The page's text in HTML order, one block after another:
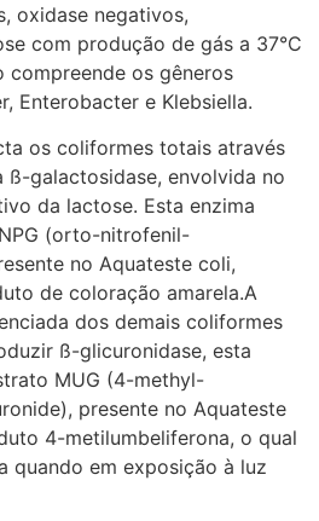
oxidase negativos,
com produção de gás a 37°C
compreende os gêneros
Enterobacter e Klebsiella.
os coliformes totais através
ß-galactosidase, envolvida no
da lactose. Esta enzima
(orto-nitrofenil-
no Aquateste coli,
de coloração amarela.A
dos demais coliformes
ß-glicuronidase, esta
MUG (4-methyl-
presente no Aquateste
4-metilumbeliferona, o qual
quando em exposição à luz